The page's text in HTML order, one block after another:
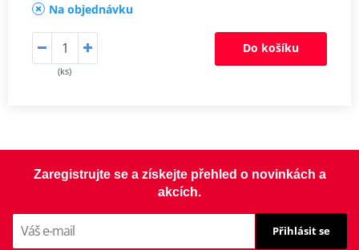
Na objednávku
(ks)
Do košíku
Zaregistrujte se a získejte přehled o novinkách a
akcích.
Přihlásit se